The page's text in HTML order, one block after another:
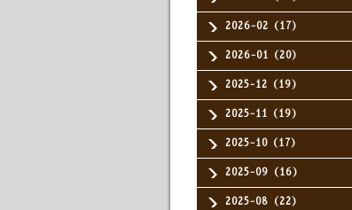
2026-02（17）
2026-01（20）
2025-12（19）
2025-11（19）
2025-10（17）
2025-09（16）
2025-08（22）